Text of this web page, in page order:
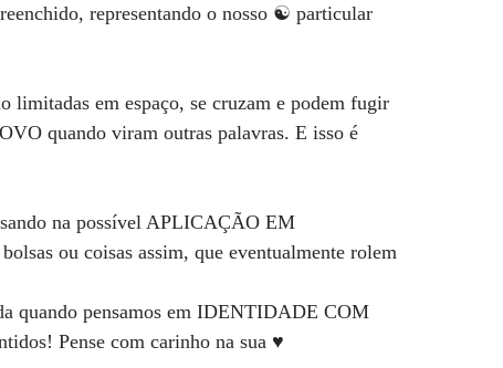
representando o nosso ☯️ particular
limitadas em espaço, se cruzam e podem fugir
quando viram outras palavras. E isso é
na possível APLICAÇÃO EM
ou coisas assim, que eventualmente rolem
quando pensamos em IDENTIDADE COM
Pense com carinho na sua ♥️